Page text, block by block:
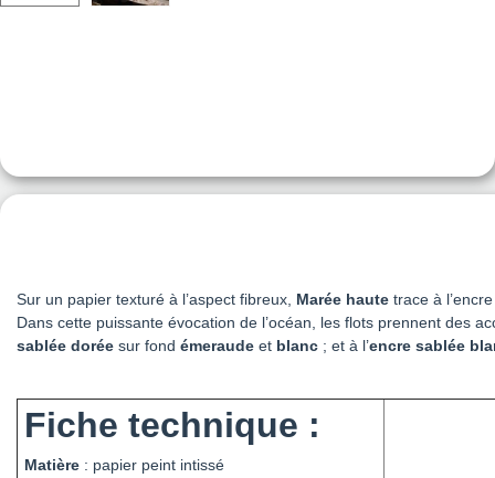
Sur un papier texturé à l’aspect fibreux, Marée haute trace à
Dans cette puissante évocation de l’océan, les flots prennent des
sablée dorée sur fond émeraude et blanc ; et à l’encre sablée
Fiche technique :
Matière : papier peint intissé